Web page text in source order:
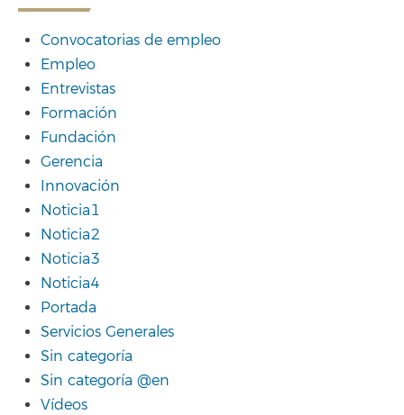
Convocatorias de empleo
Empleo
Entrevistas
Formación
Fundación
Gerencia
Innovación
Noticia1
Noticia2
Noticia3
Noticia4
Portada
Servicios Generales
Sin categoría
Sin categoría @en
Vídeos